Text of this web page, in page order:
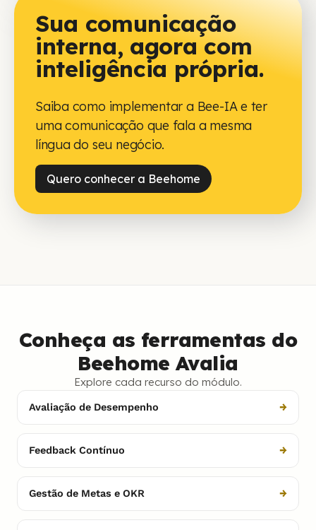
Sua comunicação
interna, agora com
inteligência própria.
Saiba como implementar a Bee-IA e ter
uma comunicação que fala a mesma
língua do seu negócio.
Quero conhecer a Beehome
Conheça as ferramentas do
Beehome Avalia
Explore cada recurso do módulo.
Avaliação de Desempenho →
Feedback Contínuo →
Gestão de Metas e OKR →